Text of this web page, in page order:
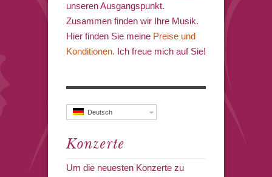
unseren Ausgangspunkt.
Zusammen finden wir Ihre Musik.
Hier finden Sie meine Preise und
Konditionen. Ich freue mich auf Sie!
Deutsch
Konzerte
Um die neuesten Konzerte zu